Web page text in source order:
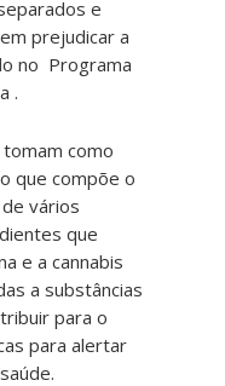
e
prejudicar a
no Programa
.
como
que compõe o
vários
que
e a cannabis
a substâncias
para o
para alertar